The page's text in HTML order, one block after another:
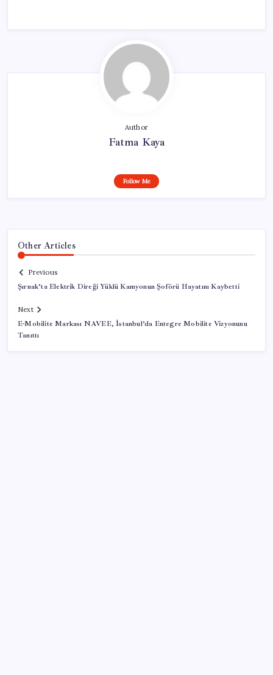
Author
Fatma Kaya
Follow Me
Other Articles
Previous
Şırnak’ta Elektrik Direği Yüklü Kamyonun Şoförü Hayatını Kaybetti
Next
E-Mobilite Markası NAVEE, İstanbul’da Entegre Mobilite Vizyonunu
Tanıttı